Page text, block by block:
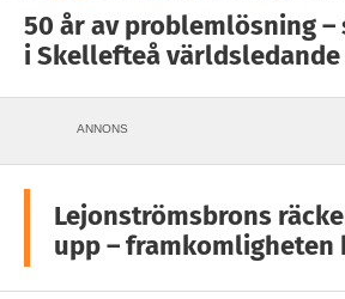
50 år av problemlösning –
i Skellefteå världsledande
ANNONS
Lejonströmsbrons
upp – framkomligheten